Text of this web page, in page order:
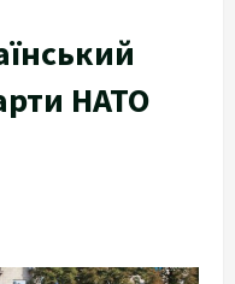
НАТО